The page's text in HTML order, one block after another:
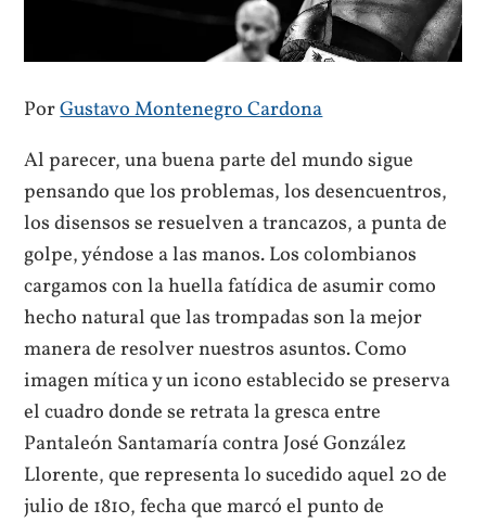
PorGustavo Montenegro Cardona
Al parecer, una buena parte del mundo sigue
pensando que los problemas, los desencuentros,
los disensos se resuelven a trancazos, a punta de
golpe, yéndose a las manos. Los colombianos
cargamos con la huella fatídica de asumir como
hecho natural que las trompadas son la mejor
manera de resolver nuestros asuntos. Como
imagen mítica y un icono establecido se preserva
el cuadro donde se retrata la gresca entre
Pantaleón Santamaría contra José González
Llorente, que representa lo sucedido aquel 20 de
julio de 1810, fecha que marcó el punto de